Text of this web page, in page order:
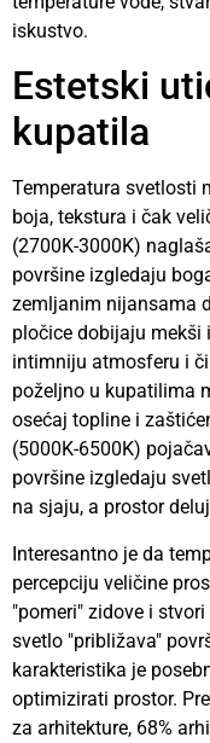
iskustvo.
Estetski
kupatila
Temperatura svetlosti
boja, tekstura i čak
(2700K-3000K)
površine izgledaju
zemljanim nijansama
pločice dobijaju mekši
intimniju atmosferu i
poželjno u kupatilima
osećaj topline i
(5000K-6500K)
površine izgledaju
na sjaju, a prostor
Interesantno je da
percepciju veličine
"pomeri" zidove i
svetlo "približava"
karakteristika je
optimizirati prostor.
za arhitekture, 68%